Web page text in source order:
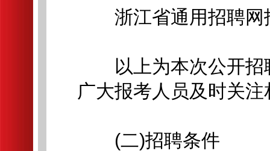
浙江省通用招聘网
以上为本次公开招
广大报考人员及时关
(二)招聘条件